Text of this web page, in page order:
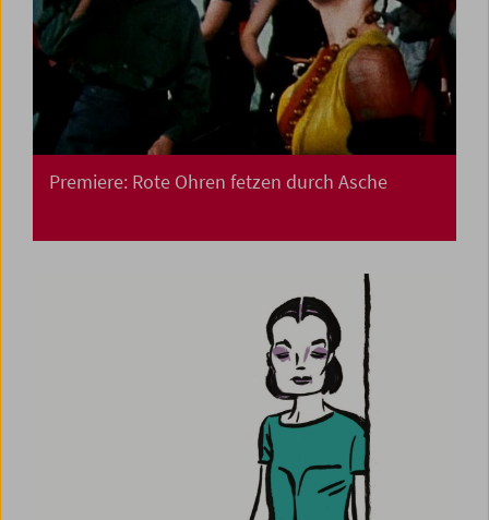
Premiere: Rote Ohren fetzen durch Asche